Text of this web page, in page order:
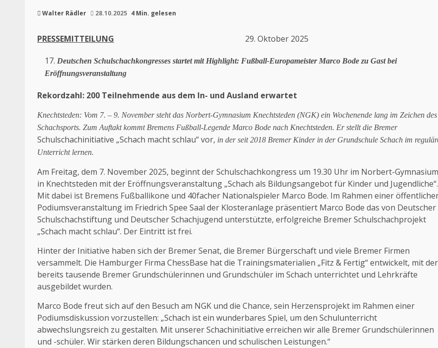
Walter Rädler 28.10.2025 4 Min. gelesen
PRESSEMITTEILUNG 29. Oktober 2025
Deutschen Schulschachkongresses startet mit Highlight: Fußball-Europameister Marco Bode zu Gast bei
Eröffnungsveranstaltung
Rekordzahl: 200 Teilnehmende aus dem In- und Ausland erwartet
Knechtsteden: Vom 7. – 9. November steht das Norbert-Gymnasium Knechtsteden (NGK) ein Wochenende lang im Zeichen des
Schachsports. Zum Auftakt kommt Bremens Fußball-Legende Marco Bode nach Knechtsteden. Er stellt die Bremer
Schulschachinitiative „Schach macht schlau“ vor, in der seit 2018 Bremer Kinder in der Grundschule Schach im
Unterricht lernen.
Am Freitag, dem 7. November 2025, beginnt der Schulschachkongress um 19.30 Uhr im Norbert-Gymnasium
in Knechtsteden mit der Eröffnungsveranstaltung „Schach als Bildungsangebot für Kinder und Jugendliche“.
Mit dabei ist Bremens Fußballikone und 40facher Nationalspieler Marco Bode. Im Rahmen einer
Podiumsveranstaltung im Friedrich Spee Saal der Klosteranlage präsentiert Marco Bode das von Deutscher
Schulschachstiftung und Deutscher Schachjugend unterstützte, erfolgreiche Bremer Schulschachprojekt
„Schach macht schlau“. Der Eintritt ist frei.
Hinter der Initiative haben sich der Bremer Senat, die Bremer Bürgerschaft und viele Bremer Firmen
versammelt. Die Hamburger Firma ChessBase hat die Trainingsmaterialien „Fitz & Fertig“ entwickelt, mit der
bereits tausende Bremer Grundschülerinnen und Grundschüler im Schach unterrichtet und Lehrkräfte
ausgebildet wurden.
Marco Bode freut sich auf den Besuch am NGK und die Chance, sein Herzensprojekt im Rahmen einer
Podiumsdiskussion vorzustellen: „Schach ist ein wunderbares Spiel, um den Schulunterricht
abwechslungsreich zu gestalten. Mit unserer Schachinitiative erreichen wir alle Bremer Grundschülerinnen
und -schüler. Wir stärken deren Bildungschancen und schulischen Leistungen.“